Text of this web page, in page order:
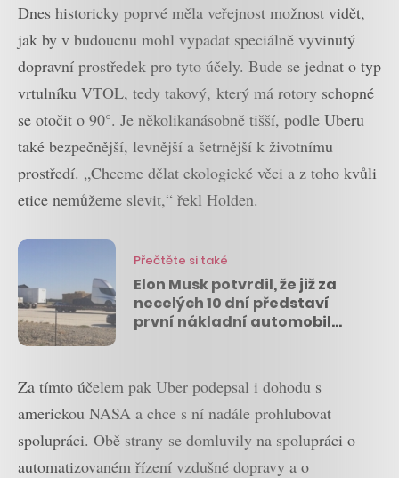
Dnes historicky poprvé měla veřejnost možnost vidět,
jak by v budoucnu mohl vypadat speciálně vyvinutý
dopravní prostředek pro tyto účely. Bude se jednat o typ
vrtulníku VTOL, tedy takový, který má rotory schopné
se otočit o 90°. Je několikanásobně tišší, podle Uberu
také bezpečnější, levnější a šetrnější k životnímu
prostředí. „Chceme dělat ekologické věci a z toho kvůli
etice nemůžeme slevit,“ řekl Holden.
Přečtěte si také
Elon Musk potvrdil, že již za
necelých 10 dní představí
první nákladní automobil
Za tímto účelem pak Uber podepsal i dohodu s
americkou NASA a chce s ní nadále prohlubovat
spolupráci. Obě strany se domluvily na spolupráci o
automatizovaném řízení vzdušné dopravy a o